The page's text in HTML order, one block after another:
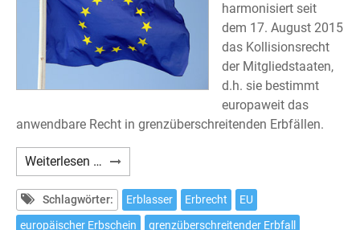
harmonisiert seit
dem 17. August 2015
das Kollisionsrecht
der Mitgliedstaaten,
d.h. sie bestimmt
europaweit das
anwendbare Recht in grenzüberschreitenden Erbfällen.
Weiterlesen … Gerichtsstandsvereinbarung
nach
Artikel
5
Schlagwörter: Erblasser Erbrecht
EU
europäischer Erbschein
grenzüberschreitender Erbfall